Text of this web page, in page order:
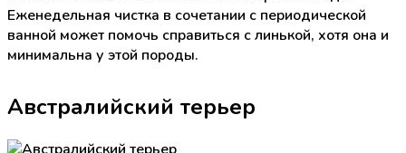
Еженедельная чистка в сочетании с периодической
ванной может помочь справиться с линькой, хотя она и
минимальна у этой породы.
Австралийский терьер